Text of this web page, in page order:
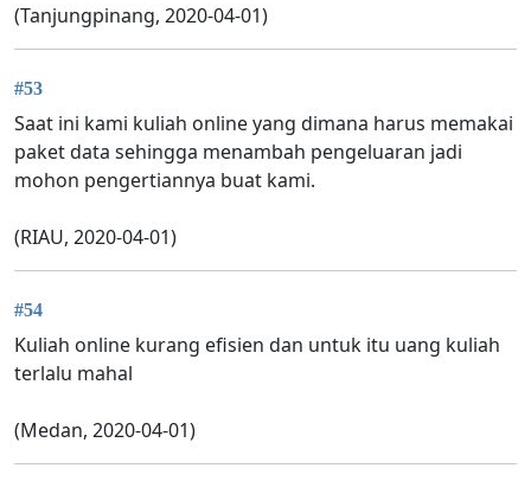
(Tanjungpinang, 2020-04-01)
#53
Saat ini kami kuliah online yang dimana harus memakai
paket data sehingga menambah pengeluaran jadi
mohon pengertiannya buat kami.
(RIAU, 2020-04-01)
#54
Kuliah online kurang efisien dan untuk itu uang kuliah
terlalu mahal
(Medan, 2020-04-01)